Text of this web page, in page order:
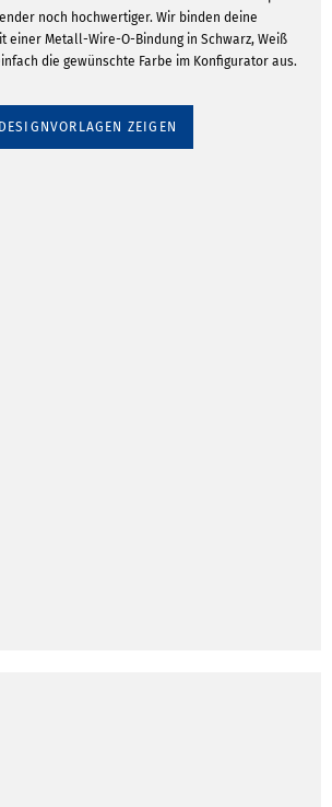
noch hochwertiger. Wir binden deine
einer Metall-Wire-O-Bindung in Schwarz, Weiß
die gewünschte Farbe im Konfigurator aus.
DESIGNVORLAGEN ZEIGEN